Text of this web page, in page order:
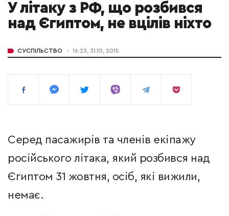
У літаку з РФ, що розбився
над Єгиптом, не вцілів ніхто
СУСПІЛЬСТВО 16:23, 31.10, 2015
Серед пасажирів та членів екіпажу
російського літака, який розбився над
Єгиптом 31 жовтня, осіб, які вижили,
немає.